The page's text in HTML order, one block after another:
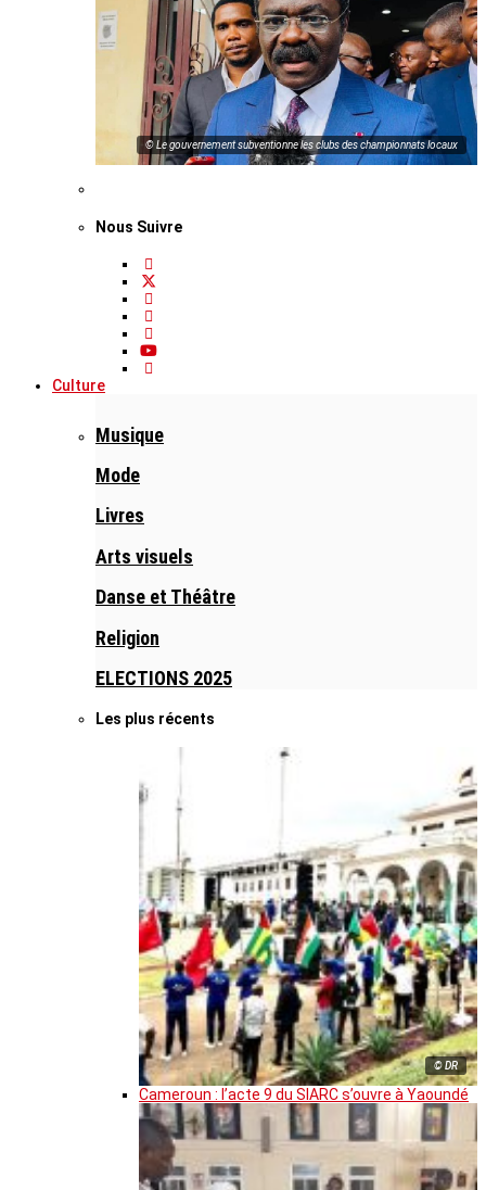
© Le gouvernement subventionne les clubs des championnats locaux
Nous Suivre
Culture
Musique
Mode
Livres
Arts visuels
Danse et Théâtre
Religion
ELECTIONS 2025
Les plus récents
© DR
Cameroun : l’acte 9 du SIARC s’ouvre à Yaoundé